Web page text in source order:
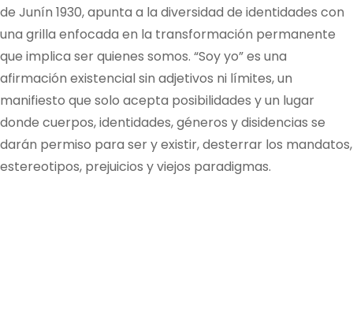
de Junín 1930, apunta a la diversidad de identidades con
una grilla enfocada en la transformación permanente
que implica ser quienes somos. “Soy yo” es una
afirmación existencial sin adjetivos ni límites, un
manifiesto que solo acepta posibilidades y un lugar
donde cuerpos, identidades, géneros y disidencias se
darán permiso para ser y existir, desterrar los mandatos,
estereotipos, prejuicios y viejos paradigmas.